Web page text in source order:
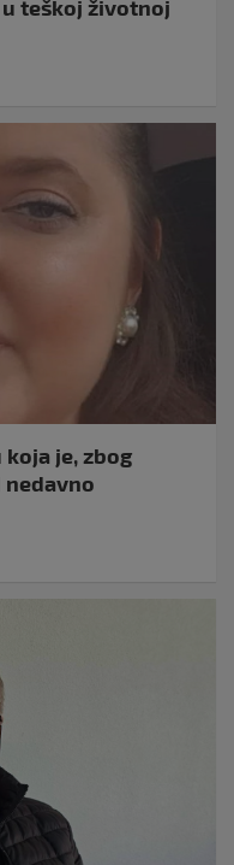
teškoj životnoj
koja je, zbog